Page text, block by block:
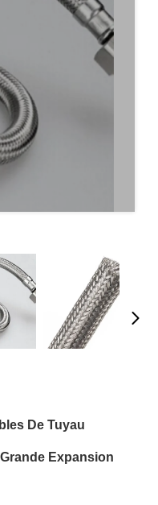
De Tuyau
Expansion